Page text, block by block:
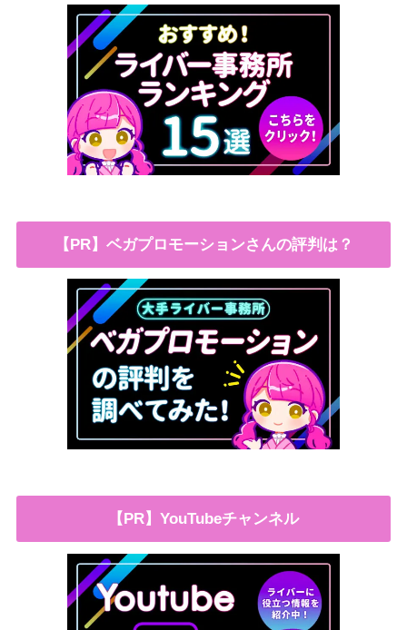
【PR】ベガプロモーションさんの評判は？
【PR】YouTubeチャンネル